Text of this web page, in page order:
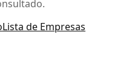
Lista de Empresas